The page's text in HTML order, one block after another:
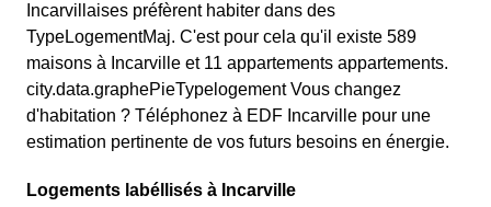
Incarvillaises préfèrent habiter dans des
TypeLogementMaj. C'est pour cela qu'il existe 589
maisons à Incarville et 11 appartements appartements.
city.data.graphePieTypelogement Vous changez
d'habitation ? Téléphonez à EDF Incarville pour une
estimation pertinente de vos futurs besoins en énergie.
Logements labéllisés à Incarville